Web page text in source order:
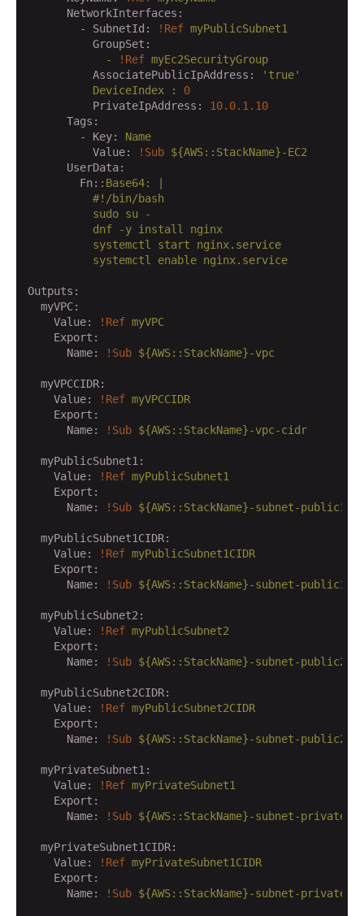
      NetworkInterfaces:
        - SubnetId:
!Ref myPublicSubnet1
          GroupSet:
            -
!Ref myEc2SecurityGroup
          AssociatePublicIpAddress:
'true'
DeviceIndex
:
0
          PrivateIpAddress:
10.0.1 .10
      Tags:
        - Key:
Name
          Value:
!Sub ${AWS::StackName}-EC2
      UserData:
        Fn:
:Base64:
|
          #!/bin/bash
          sudo su -
          dnf -y install nginx
          systemctl start nginx.service
          systemctl enable nginx.service
Outputs:
  myVPC:
    Value:
!Ref myVPC
    Export:
      Name:
!Sub ${AWS::StackName}-vpc
  myVPCCIDR:
    Value:
!Ref myVPCCIDR
    Export:
      Name:
!Sub ${AWS::StackName}-vpc-cidr
  myPublicSubnet1:
    Value:
!Ref myPublicSubnet1
    Export:
      Name:
!Sub ${AWS::StackName}-subnet-public1
  myPublicSubnet1CIDR:
    Value:
!Ref myPublicSubnet1CIDR
    Export:
      Name:
!Sub ${AWS::StackName}-subnet-public1-
  myPublicSubnet2:
    Value:
!Ref myPublicSubnet2
    Export:
      Name:
!Sub ${AWS::StackName}-subnet-public2
  myPublicSubnet2CIDR:
    Value:
!Ref myPublicSubnet2CIDR
    Export:
      Name:
!Sub ${AWS::StackName}-subnet-public2-
  myPrivateSubnet1:
    Value:
!Ref myPrivateSubnet1
    Export:
      Name:
!Sub ${AWS::StackName}-subnet-private1
  myPrivateSubnet1CIDR:
    Value:
!Ref myPrivateSubnet1CIDR
    Export:
      Name:
!Sub ${AWS::StackName}-subnet-